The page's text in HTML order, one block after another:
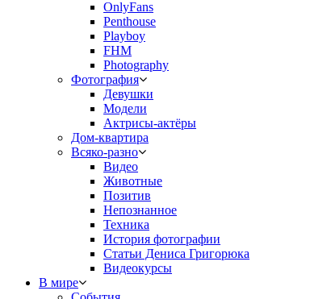
OnlyFans
Penthouse
Playboy
FHM
Photography
Фотография
Девушки
Модели
Актрисы-актёры
Дом-квартира
Всяко-разно
Видео
Животные
Позитив
Непознанное
Техника
История фотографии
Статьи Дениса Григорюка
Видеокурсы
В мире